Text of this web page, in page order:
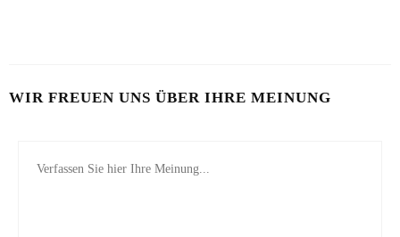
WIR FREUEN UNS ÜBER IHRE MEINUNG